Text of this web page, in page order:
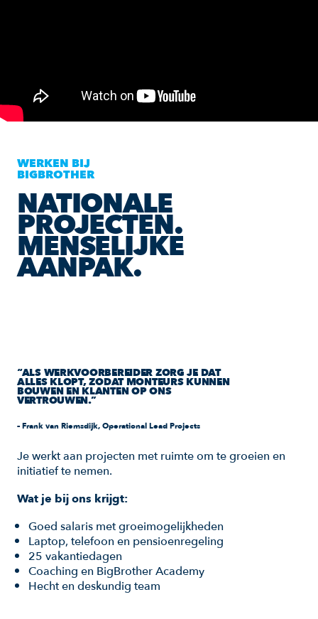
WERKEN BIJ
BIGBROTHER
NATIONALE
PROJECTEN.
MENSELIJKE
AANPAK.
“ALS WERKVOORBEREIDER ZORG JE DAT
ALLES KLOPT, ZODAT MONTEURS KUNNEN
BOUWEN EN KLANTEN OP ONS
VERTROUWEN.”
– Frank van Riemsdijk, Operational Lead Projects
Je werkt aan projecten met ruimte om te groeien en
initiatief te nemen.
Wat je bij ons krijgt:
Goed salaris met groeimogelijkheden
Laptop, telefoon en pensioenregeling
25 vakantiedagen
Coaching en BigBrother Academy
Hecht en deskundig team